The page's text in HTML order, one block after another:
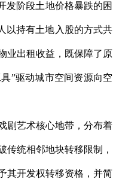
发阶段土地价格暴跌的困
以持有土地入股的方式共
业出租收益，既保障了原
”驱动城市空间资源向空
剧艺术核心地带，分布着
传统相邻地块转移限制，
其开发权转移资格，并简